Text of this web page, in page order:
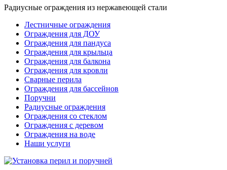
Радиусные ограждения из нержавеющей стали
Лестничные ограждения
Ограждения для ДОУ
Ограждения для пандуса
Ограждения для крыльца
Ограждения для балкона
Ограждения для кровли
Сварные перила
Ограждения для бассейнов
Поручни
Радиусные ограждения
Ограждения со стеклом
Ограждения с деревом
Ограждения на воде
Наши услуги